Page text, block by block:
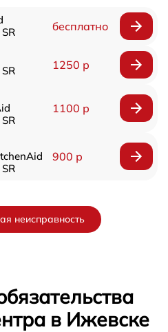
бесплатно
1250 р
1100 р
900 р
неисправность
в Ижевске